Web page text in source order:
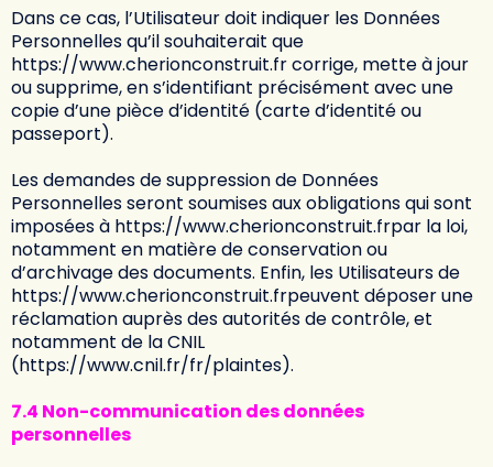
Dans ce cas, l’Utilisateur doit indiquer les Données
Personnelles qu’il souhaiterait que
https://www.cherionconstruit.frcorrige, mette à jour
ou supprime, en s’identifiant précisément avec une
copie d’une pièce d’identité (carte d’identité ou
passeport).
Les demandes de suppression de Données
Personnelles seront soumises aux obligations qui sont
imposées à https://www.cherionconstruit.frpar la loi,
notamment en matière de conservation ou
d’archivage des documents. Enfin, les Utilisateurs de
https://www.cherionconstruit.frpeuvent déposer une
réclamation auprès des autorités de contrôle, et
notamment de la CNIL
(https://www.cnil.fr/fr/plaintes).
7.4 Non-communication des données
personnelles